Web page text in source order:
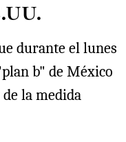
durante el lunes
b" de México
la medida